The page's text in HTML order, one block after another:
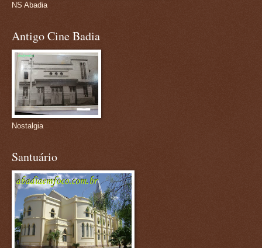
NS Abadia
Antigo Cine Badia
Nostalgia
Santuário